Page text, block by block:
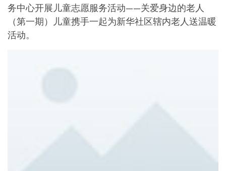
务中心开展儿童志愿服务活动——关爱身边的老人
（第一期）儿童携手一起为新华社区辖内老人送温暖
活动。